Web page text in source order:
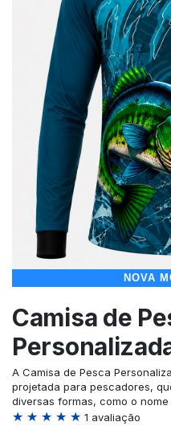
NOVA
Camisa de
A Camisa de Pesca
projetada para pescadores,
diversas formas, como o
★ ★ ★ ★ ★ 1 avaliação